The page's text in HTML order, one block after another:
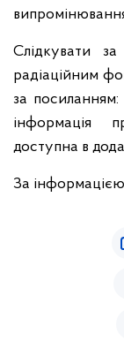
Слідкувати
радіаційним
за посиланням:
інформація
доступна в
За